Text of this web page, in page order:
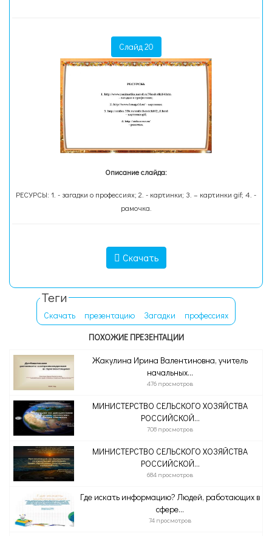
Слайд 20
Описание слайда:
РЕСУРСЫ: 1. - загадки о профессиях; 2. - картинки; 3. – картинки gif; 4. -
рамочка.
Скачать
Теги
Скачать презентацию Загадки
профессиях
ПОХОЖИЕ ПРЕЗЕНТАЦИИ
Жакулина Ирина Валентиновна, учитель
начальных...
476 просмотров
МИНИСТЕРСТВО СЕЛЬСКОГО ХОЗЯЙСТВА
РОССИЙСКОЙ...
708 просмотров
МИНИСТЕРСТВО СЕЛЬСКОГО ХОЗЯЙСТВА
РОССИЙСКОЙ...
684 просмотров
Где искать информацию? Людей, работающих в
сфере...
74 просмотров